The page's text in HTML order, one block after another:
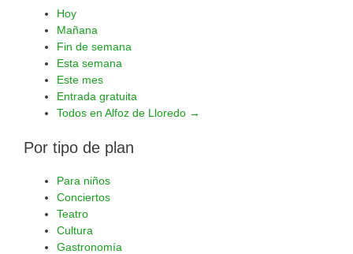
Hoy
Mañana
Fin de semana
Esta semana
Este mes
Entrada gratuita
Todos en Alfoz de Lloredo →
Por tipo de plan
Para niños
Conciertos
Teatro
Cultura
Gastronomía